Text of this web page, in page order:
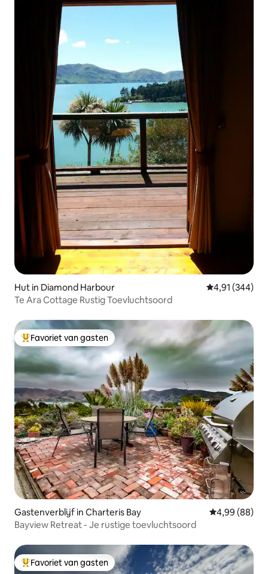
Hut in Diamond Harbour Gemiddelde
4,91 (344)
Te Ara Cottage Rustig Toevluchtsoord
Topfavoriet van gasten
Favoriet van gasten
Gastenverblijf in Charteris Bay Gemiddelde
4,99 (88)
Bayview Retreat - Je rustige toevluchtsoord
Topfavoriet van gasten
Favoriet van gasten